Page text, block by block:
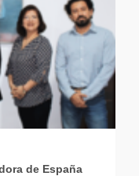
de España